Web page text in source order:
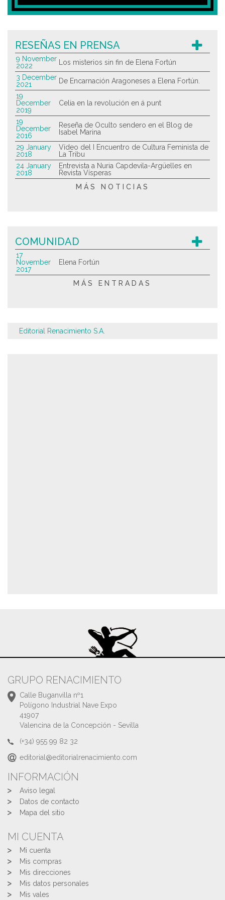
RESEÑAS EN PRENSA
9 November
2022
Los misterios sin fin de Elena Fortún
3 December
2021
De Encarnación Aragoneses a Elena Fortún.
19
December
2019
Celia en la revolución en á punt
19
December
2016
Reseña de Oculto sendero en el Blog de
Isabel Marina
29 January
2018
Vídeo del I Encuentro de Cultura Feminista de
La Tribu
24 January
2018
Entrevista a Nuria Capdevila-Argüelles en
Revista Vísperas
MÁS NOTICIAS
COMUNIDAD
17
November
2017
Elena Fortún
MÁS ENTRADAS
Editorial Renacimiento S.A.
GRUPO RENACIMIENTO
Calle Buganvilla nº1
Polígono Industrial Nave Expo
41907
Valencina de la Concepción - Sevilla
(+34) 955 99 82 32
editorial@editorialrenacimiento.com
INFORMACIÓN
Aviso legal
Datos de contacto
Mapa del sitio
MI CUENTA
Mi cuenta
Mis compras
Mis direcciones
Mis datos personales
Mis vales